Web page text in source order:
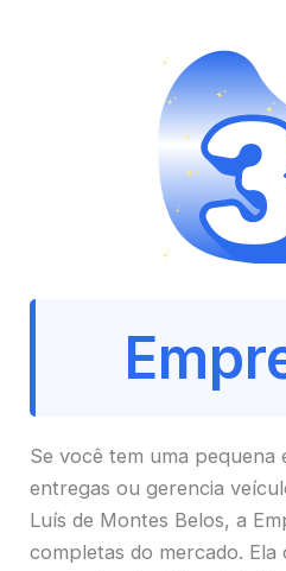
Se você tem uma
entregas ou gerencia
Luís de Montes Belos, a
completas do mercado.